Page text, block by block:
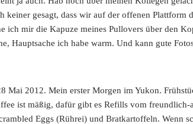
keiner gesagt, dass wir auf der offenen Plattform
ich mir die Kapuze meines Pullovers über den
Hauptsache ich habe warm. Und kann gute
Mai 2012. Mein erster Morgen im Yukon.
ist mäßig, dafür gibt es Refills vom freundlich-
Eggs (Rührei) und Bratkartoffeln. Wenn